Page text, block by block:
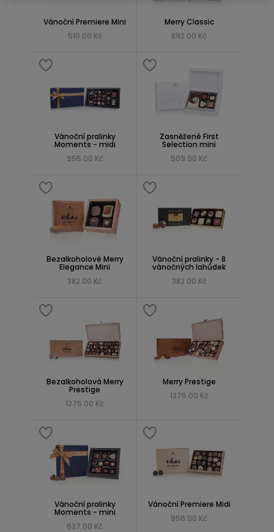
Vánoční Premiere Mini
510.00 Kč
Merry Classic
892.00 Kč
Vánoční pralinky
Moments - midi
955.00 Kč
Zasněžené First
Selection mini
509.00 Kč
Bezalkoholové Merry
Elegance Mini
382.00 Kč
Vánoční pralinky - 8
vánočných lahůdek
382.00 Kč
Bezalkoholová Merry
Prestige
1275.00 Kč
Merry Prestige
1275.00 Kč
Vánoční pralinky
Moments - mini
637.00 Kč
Vánoční Premiere Midi
956.00 Kč